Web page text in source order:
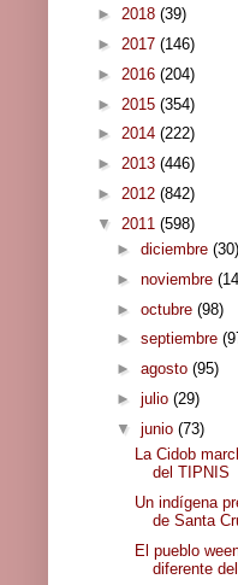
► 2018 (39)
► 2017 (146)
► 2016 (204)
► 2015 (354)
► 2014 (222)
► 2013 (446)
► 2012 (842)
▼ 2011 (598)
► diciembre (30)
► noviembre
► octubre (98)
► septiembre
► agosto (95)
► julio (29)
▼ junio (73)
La Cidob
del TIPNIS
Un indígena
de Santa
El pueblo
diferente